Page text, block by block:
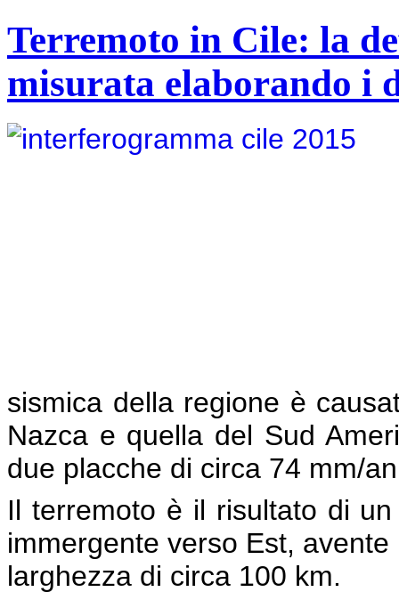
Terremoto in Cile: la
misurata elaborando i
sismica della regione è
Nazca e quella del Sud
due placche di circa 74 mm/
Il terremoto è il risultato di
immergente verso Est,
larghezza di circa 100 km.